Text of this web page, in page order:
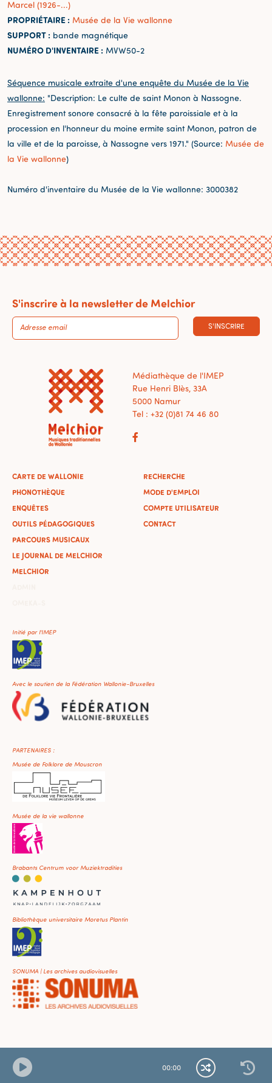
Marcel (1926-...)
PROPRIÉTAIRE : Musée de la Vie wallonne
SUPPORT : bande magnétique
NUMÉRO D'INVENTAIRE : MVW50-2
Séquence musicale extraite d'une enquête du Musée de la Vie
wallonne: "Description: Le culte de saint Monon à Nassogne.
Enregistrement sonore consacré à la fête paroissiale et à la
procession en l'honneur du moine ermite saint Monon, patron de
la ville et de la paroisse, à Nassogne vers 1971." (Source: Musée de
la Vie wallonne)
Numéro d'inventaire du Musée de la Vie wallonne: 3000382
S'inscrire à la newsletter de Melchior
S'INSCRIRE
Médiathèque de l'IMEP
Rue Henri Blès, 33A
5000 Namur
Tel : +32 (0)81 74 46 80
CARTE DE WALLONIE
PHONOTHÈQUE
ENQUÊTES
OUTILS PÉDAGOGIQUES
PARCOURS MUSICAUX
LE JOURNAL DE MELCHIOR
MELCHIOR
RECHERCHE
MODE D'EMPLOI
COMPTE UTILISATEUR
CONTACT
Initié par l'IMEP
Avec le soutien de la Fédération Wallonie-Bruxelles
PARTENAIRES :
Musée de Folklore de Mouscron
Musée de la vie wallonne
Brabants Centrum voor Muziektradities
Bibliothèque universitaire Moretus Plantin
SONUMA | Les archives audiovisuelles
00:00